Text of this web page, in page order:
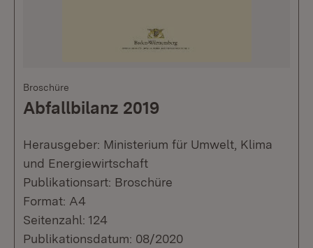
Broschüre
Abfallbilanz 2019
Herausgeber: Ministerium für Umwelt, Klima
und Energiewirtschaft
Publikationsart: Broschüre
Format: A4
Seitenzahl: 124
Publikationsdatum: 08/2020